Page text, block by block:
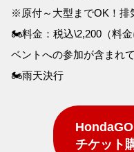
※原付～大型までOK！排
🏍料金：税込\2,200（料
ベントへの参加が含まれて
🏍雨天決行
チケット